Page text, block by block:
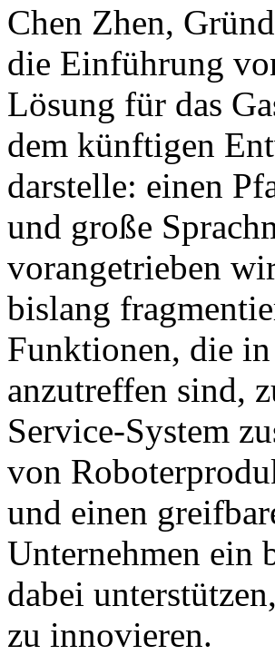
Chen Zhen,
die Einführung
Lösung für das
dem künftigen
darstelle: einen
und große
vorangetrieben
bislang
Funktionen, die
anzutreffen sind,
Service-System
von
und einen
Unternehmen ein
dabei
zu innovieren.